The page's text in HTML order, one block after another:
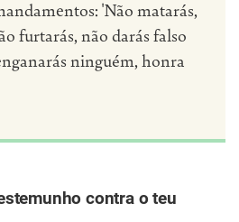
'Não matarás,
furtarás, não darás falso
ninguém, honra
contra o teu